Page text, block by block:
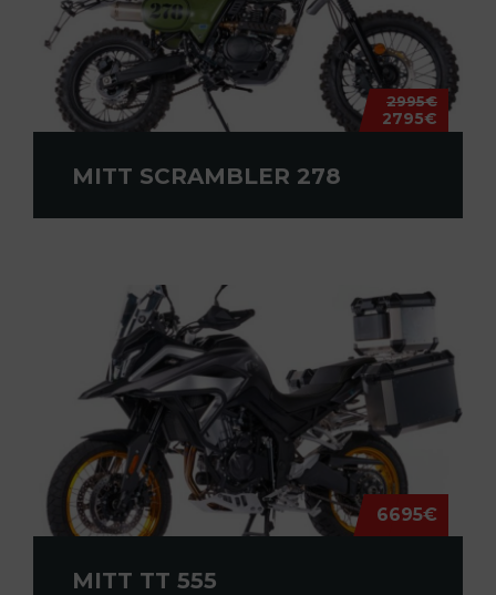
2995€
2795€
MITT SCRAMBLER 278
6695€
MITT TT 555